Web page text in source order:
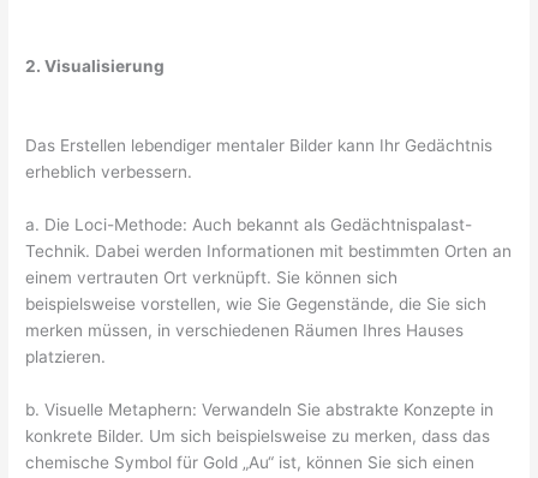
2. Visualisierung
Das Erstellen lebendiger mentaler Bilder kann Ihr Gedächtnis
erheblich verbessern.
a. Die Loci-Methode: Auch bekannt als Gedächtnispalast-
Technik. Dabei werden Informationen mit bestimmten Orten an
einem vertrauten Ort verknüpft. Sie können sich
beispielsweise vorstellen, wie Sie Gegenstände, die Sie sich
merken müssen, in verschiedenen Räumen Ihres Hauses
platzieren.
b. Visuelle Metaphern: Verwandeln Sie abstrakte Konzepte in
konkrete Bilder. Um sich beispielsweise zu merken, dass das
chemische Symbol für Gold „Au“ ist, können Sie sich einen